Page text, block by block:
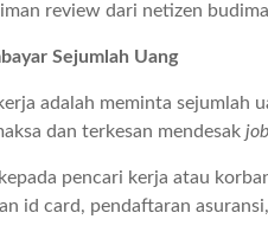
review dari netizen
Sejumlah Uang
adalah meminta sejumlah
dan terkesan mendesak
pencari kerja atau
id card, pendaftaran